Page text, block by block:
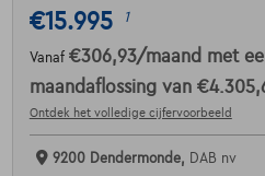
€15.995 1
Vanaf €306,93/maand met
maandaflossing van
Ontdek het volledige cijfervoorbeeld
9200 Dendermonde, DAB nv